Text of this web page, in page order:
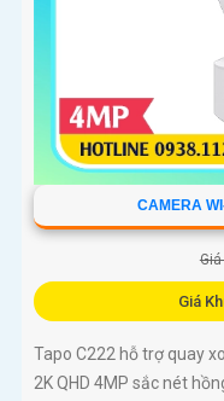
CAMERA
Giá
Tapo C222 hỗ trợ quay
2K QHD 4MP sắc nét